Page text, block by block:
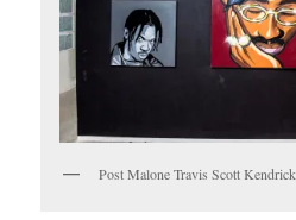
Post Malone Travis Scott